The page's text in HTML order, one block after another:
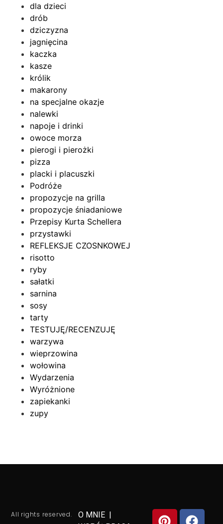
dla dzieci
drób
dziczyzna
jagnięcina
kaczka
kasze
królik
makarony
na specjalne okazje
nalewki
napoje i drinki
owoce morza
pierogi i pierożki
pizza
placki i placuszki
Podróże
propozycje na grilla
propozycje śniadaniowe
Przepisy Kurta Schellera
przystawki
REFLEKSJE CZOSNKOWEJ
risotto
ryby
sałatki
sarnina
sosy
tarty
TESTUJĘ/RECENZUJĘ
warzywa
wieprzowina
wołowina
Wydarzenia
Wyróżnione
zapiekanki
zupy
All rights reserved. O MNIE |